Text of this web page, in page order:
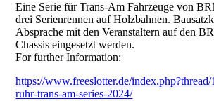
Eine Serie für Trans-Am Fahrzeuge von
drei Serienrennen auf Holzbahnen.
Absprache mit den Veranstaltern auf den
Chassis eingesetzt werden.
For further Information:
https://www.freeslotter.de/
ruhr-trans-am-series-2024/